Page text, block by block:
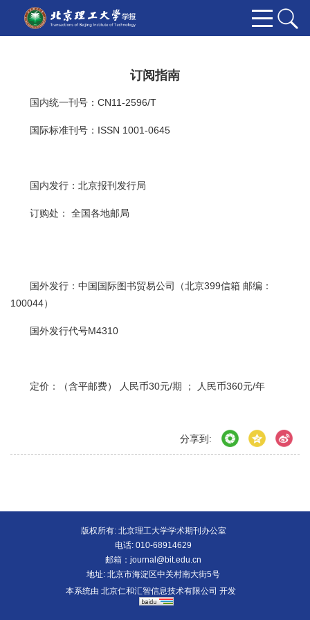
订阅指南
国内统一刊号：CN11-2596/T
国际标准刊号：ISSN 1001-0645
国内发行：北京报刊发行局
订购处： 全国各地邮局
国外发行：中国国际图书贸易公司（北京399信箱 邮编：
100044）
国外发行代号M4310
定价：（含平邮费） 人民币30元/期 ； 人民币360元/年
分享到:
版权所有: 北京理工大学学术期刊办公室
电话: 010-68914629
邮箱： journal@bit.edu.cn
地址: 北京市海淀区中关村南大街5号
本系统由 北京仁和汇智信息技术有限公司 开发